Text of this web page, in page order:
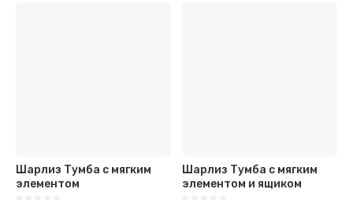
Шарлиз Тумба с мягким
элементом
Шарлиз Тумба с мягким
элементом и ящиком